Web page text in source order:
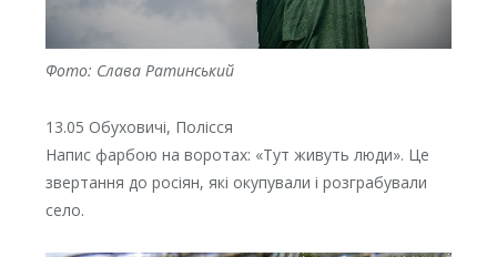
Фото: Слава Ратинський
13.05 Обуховичі, Полісся
Напис фарбою на воротах: «Тут живуть люди». Це
звертання до росіян, які окупували і розграбували
село.